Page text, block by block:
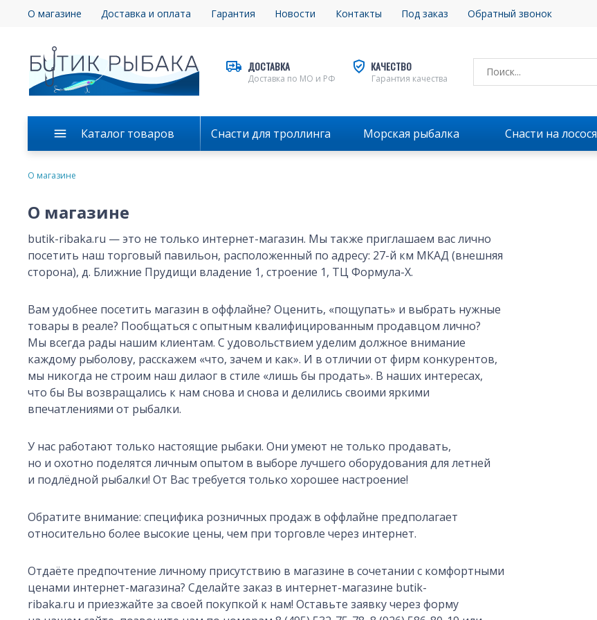
О магазине Доставка и оплата Гарантия Новости Контакты Под заказ Обратный звонок
ДОСТАВКА
Доставка по МО и РФ
КАЧЕСТВО
Гарантия качества
Каталог товаров Снасти для троллинга Морская рыбалка Снасти на лосося
О магазине
О магазине
butik-ribaka.ru — это не только интернет-магазин. Мы также приглашаем вас лично
посетить наш торговый павильон, расположенный по адресу: 27-й км МКАД (внешняя
сторона), д. Ближние Прудищи владение 1, строение 1, ТЦ Формула-X.
Вам удобнее посетить магазин в оффлайне? Оценить, «пощупать» и выбрать нужные
товары в реале? Пообщаться с опытным квалифицированным продавцом лично?
Мы всегда рады нашим клиентам. С удовольствием уделим должное внимание
каждому рыболову, расскажем «что, зачем и как». И в отличии от фирм конкурентов,
мы никогда не строим наш дилаог в стиле «лишь бы продать». В наших интересах,
что бы Вы возвращались к нам снова и снова и делились своими яркими
впечатлениями от рыбалки.
У нас работают только настоящие рыбаки. Они умеют не только продавать,
но и охотно поделятся личным опытом в выборе лучшего оборудования для летней
и подлёдной рыбалки! От Вас требуется только хорошее настроение!
Обратите внимание: специфика розничных продаж в оффлайне предполагает
относительно более высокие цены, чем при торговле через интернет.
Отдаёте предпочтение личному присутствию в магазине в сочетании с комфортными
ценами интернет-магазина? Сделайте заказ в интернет-магазине butik-
ribaka.ru и приезжайте за своей покупкой к нам! Оставьте заявку через форму